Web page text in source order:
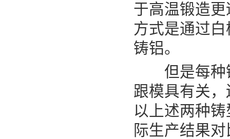
于高温锻造
方式是通过
铸铝。
但是每种铸
跟模具有关
以上述两种
际生产结果